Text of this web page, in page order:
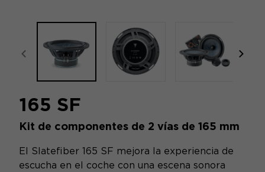
focal-naim-frontent::misc.prev_label
165 SF
Kit de componentes de 2 vías de 165 mm
El Slatefiber 165 SF mejora la experiencia de
escucha en el coche con una escena sonora